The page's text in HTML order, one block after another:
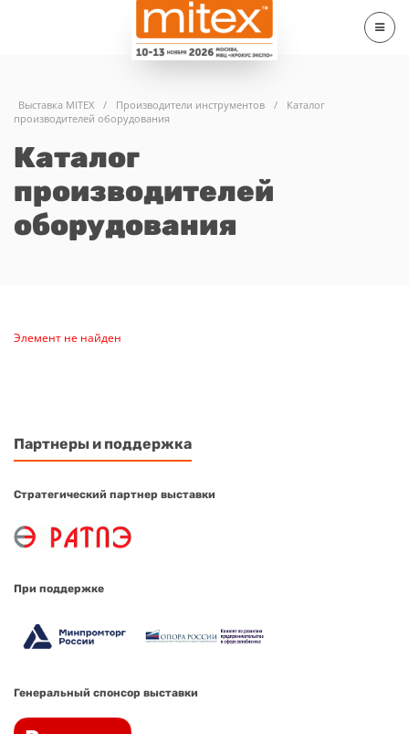
Выставка MITEX / Производители инструментов /
Каталог
производителей оборудования
Каталог
производителей
оборудования
Элемент не найден
Партнеры и поддержка
Стратегический партнер выставки
При поддержке
Генеральный спонсор выставки